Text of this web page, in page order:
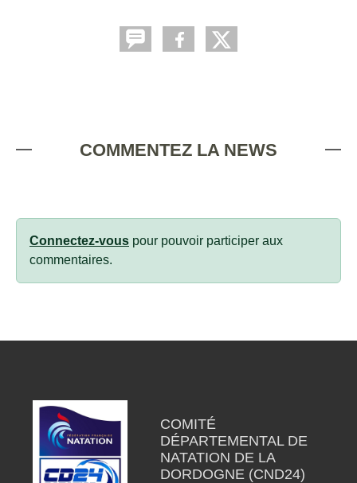
COMMENTEZ LA NEWS
Connectez-vous pour pouvoir participer aux
commentaires.
COMITÉ
DÉPARTEMENTAL DE
NATATION DE LA
DORDOGNE (CND24)